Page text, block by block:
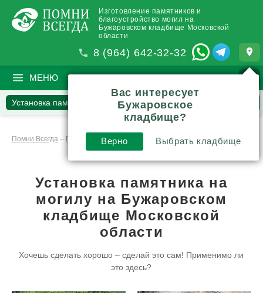
Изготовление памятников и
благоустройство могил на
Бужаровском кладбище Московской
области
8 (964) 642-32-32
МЕНЮ ПОИСК
Установка памятников
Наши работы
Инструкции и обзоры
Помни Всегда – Памятники–Установка памятников
Установка памятника на
могилу на Бужаровском
кладбище Московской
области
Хочешь сделать хорошо – сделай это сам! Применимо ли
это здесь?
Вас интересует
Бужаровское
кладбище?
Верно Выбрать кладбище